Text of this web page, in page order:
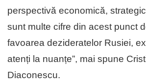
perspectivă economică,
sunt multe cifre din acest punct
favoarea dezideratelor Rusiei,
atenți la nuanțe”, mai spune
Diaconescu.